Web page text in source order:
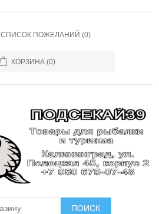
СПИСОК ПОЖЕЛАНИЙ (0)
КОРЗИНА (0)
ПОИСК